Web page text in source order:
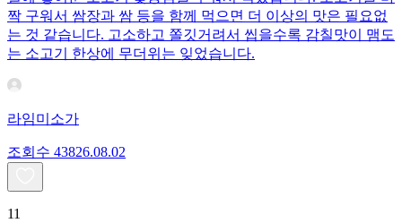
짝 구워서 쌈장과 쌈 등을 함께 먹으면 더 이상의 맛은 필요없
는 것 같습니다. 고소하고 쫄깃거려서 씹을수록 감칠맛이 맴도
는 소고기 한상에 무더위는 잊었습니다.
라임미소가
조회수 43826.08.02
11